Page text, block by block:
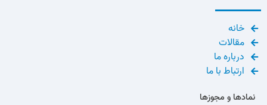
خانه
مقالات
درباره ما
ارتباط با ما
نمادها و مجوزها